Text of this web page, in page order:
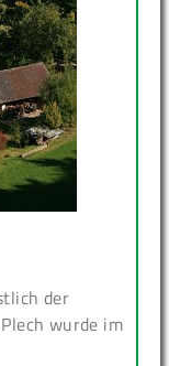
der
wurde im